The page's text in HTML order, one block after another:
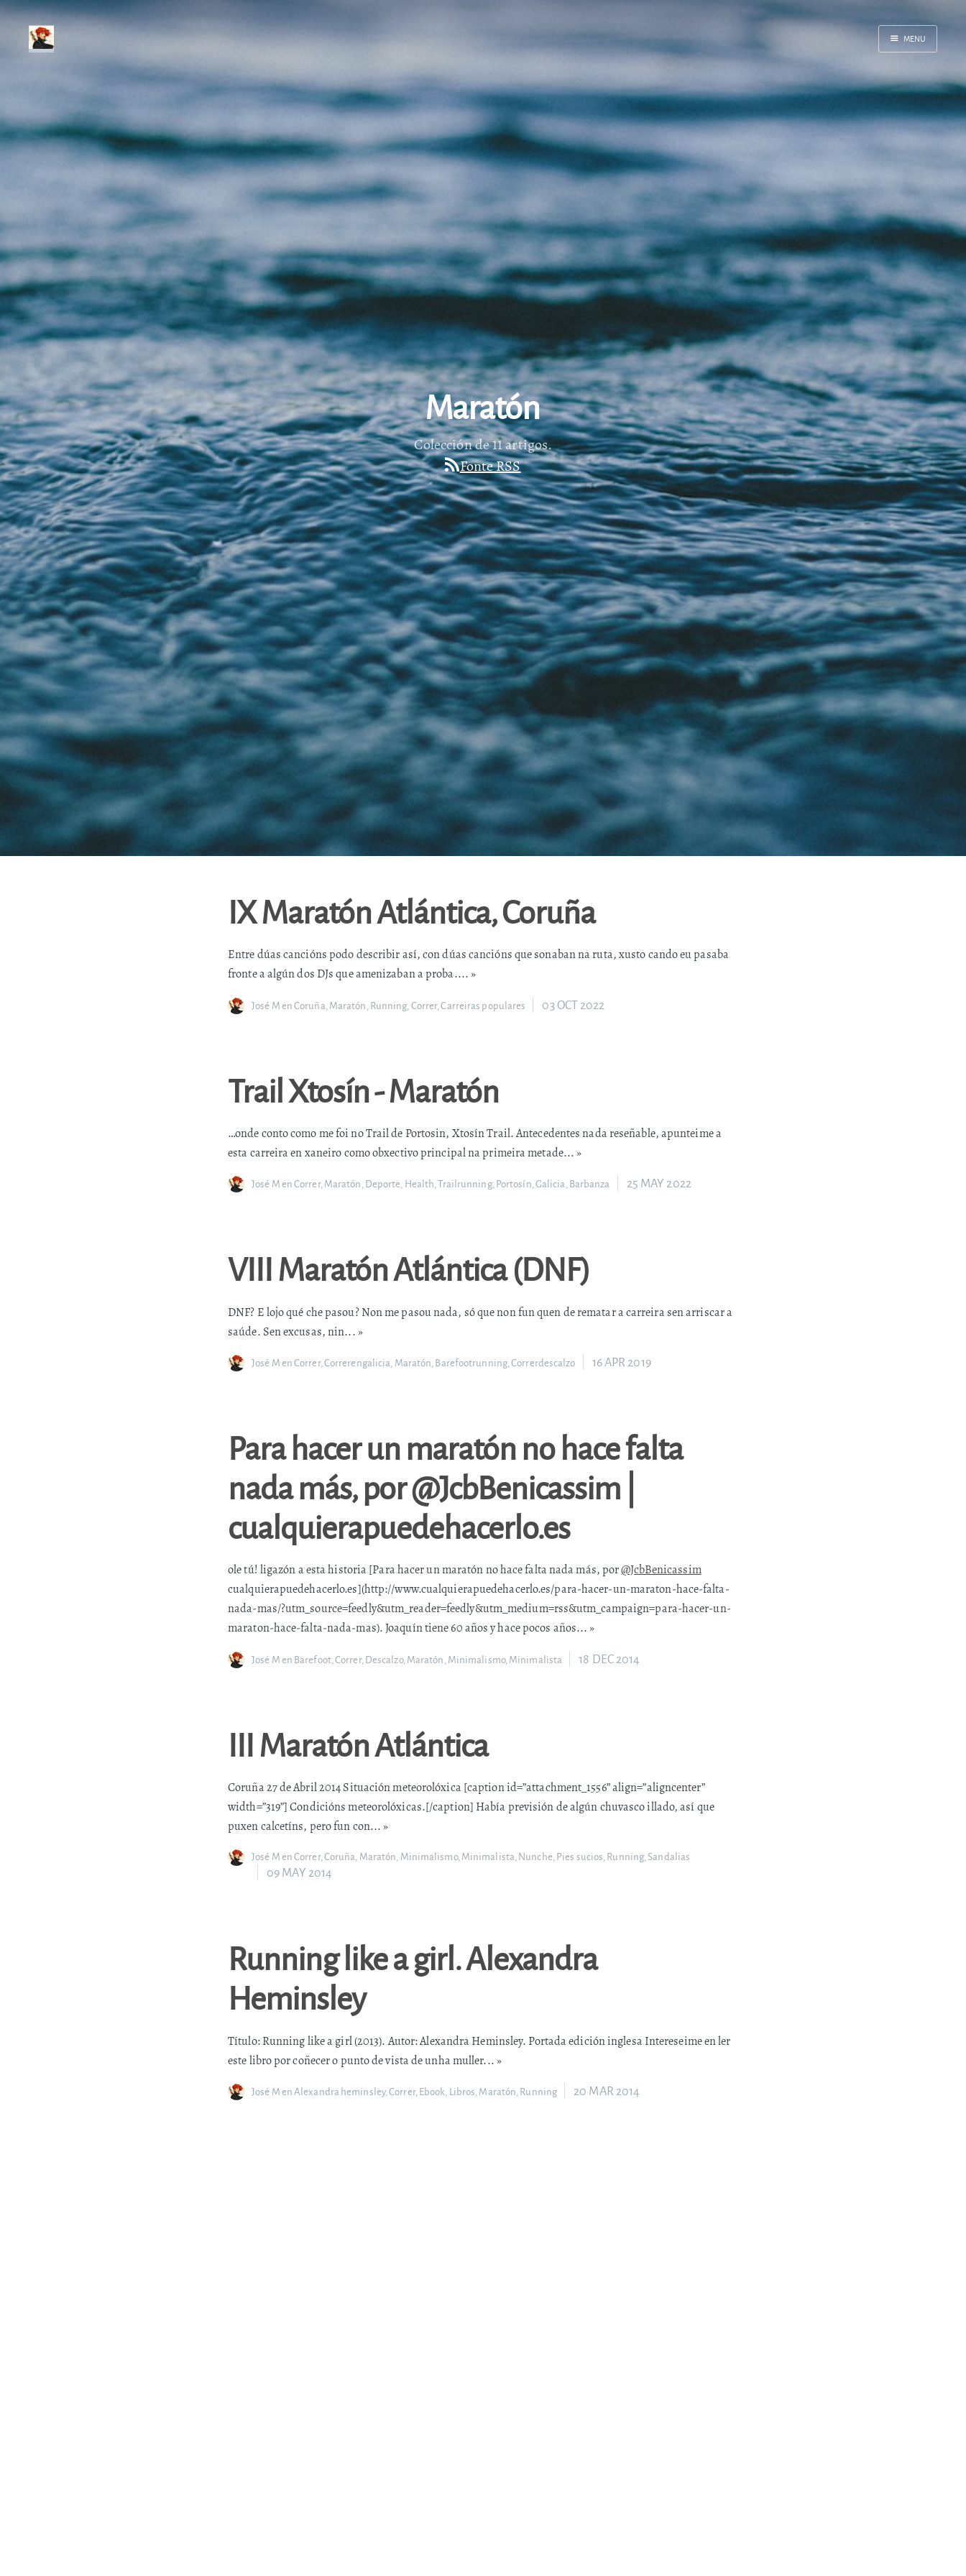
Inicio
Fediverso
MENU
Maratón
Colección de 11 artigos.
Fonte RSS
IX Maratón Atlántica, Coruña
Entre dúas cancións podo describir así, con dúas cancións que sonaban na ruta, xusto cando eu pasaba
fronte a algún dos DJs que amenizaban a proba.... »
José MenCoruña Maratón Running, Correr,Carreiras populares 03 OCT 2022
Trail Xtosín - Maratón
…onde conto como me foi no Trail de Portosin, Xtosín Trail. Antecedentes nada reseñable, apunteime a
esta carreira en xaneiro como obxectivo principal na primeira metade... »
José MenCorrer,Maratón,Deporte, Health,Trailrunning,Portosín,Galicia,Barbanza 25 MAY 2022
VIII Maratón Atlántica (DNF)
DNF? E lojo qué che pasou? Non me pasou nada, só que non fun quen de rematar a carreira sen arriscar a
saúde. Sen excusas, nin... »
José MenCorrer,Correrengalicia, Maratón,Barefootrunning,Correrdescalzo 16 APR 2019
Para hacer un maratón no hace falta
nada más, por @JcbBenicassim |
cualquierapuedehacerlo.es
ole tú! ligazón a esta historia [Para hacer un maratón no hace falta nada más, por@JcbBenicassim
cualquierapuedehacerlo.es](http://www.cualquierapuedehacerlo.es/para-hacer-un-maraton-hace-falta-
nada-mas/?utm_source=feedly&utm_reader=feedly&utm_medium=rss&utm_campaign=para-hacer-un-
maraton-hace-falta-nada-mas). Joaquín tiene 60 años y hace pocos años... »
José Men Barefoot,Correr, Descalzo, Maratón Minimalismo, Minimalista 18 DEC 2014
III Maratón Atlántica
Coruña 27 de Abril 2014 Situación meteorolóxica [caption id=”attachment_1556” align=”aligncenter”
width=”319”] Condicións meteorolóxicas.[/caption] Había previsión de algún chuvasco illado, así que
puxen calcetíns, pero fun con... »
José MenCorrer,Coruña, Maratón, Minimalismo,Minimalista,Nunche,Pies sucios,Running,Sandalias
09 MAY 2014
Running like a girl. Alexandra
Heminsley
Título: Running like a girl (2013). Autor: Alexandra Heminsley. Portada edición inglesa Intereseime en ler
este libro por coñecer o punto de vista de unha muller... »
José MenAlexandra heminsley,Correr,Ebook, Libros,Maratón,Running 20 MAR 2014